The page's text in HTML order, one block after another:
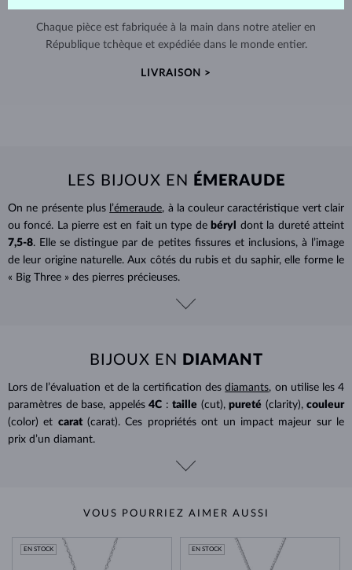
Chaque pièce est fabriquée à la main dans notre atelier en
République tchèque et expédiée dans le monde entier.
LIVRAISON >
LES BIJOUX EN ÉMERAUDE
On ne présente plus l’émeraude, à la couleur caractéristique vert clair
ou foncé. La pierre est en fait un type de béryl
dont la dureté atteint
7,5-8. Elle se distingue par de petites fissures et inclusions, à l’image
de leur origine naturelle. Aux côtés du rubis et du saphir, elle forme le
« Big Three » des pierres précieuses.
BIJOUX EN DIAMANT
Lors de l’évaluation et de la certification desdiamants, on utilise les 4
paramètres de base, appelés 4C : taille (cut), pureté (clarity), couleur
(color) et carat (carat). Ces propriétés ont un impact majeur sur le
prix d’un diamant.
VOUS POURRIEZ AIMER AUSSI
EN STOCK EN STOCK